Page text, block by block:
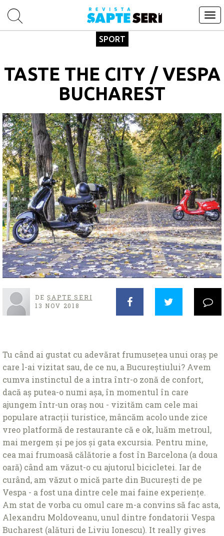
SPORT
TASTE THE CITY / VESPA
BUCHAREST
DEȘAPTE SERI
13 NOV 2018
Tu când ai gustat cu adevărat frumusețea unui oraș pe
care l-ai vizitat sau, de ce nu, a Bucureștiului? Avem
cumva instinctul de a intra într-o zonă de confort,
dacă aș putea-o numi așa, în momentul în care
ajungem într-un oraș nou - vizităm cam cele mai
populare atracții turistice, mâncăm acolo unde zice
vreo platformă de restaurante că e ok, luăm metroul,
mai mergem și pe jos și gata excursia. Pentru mine,
cea mai frumoasă călătorie a fost în Barcelona (a doua
oară) când am văzut-o cu ajutorul bicicletei. Iar de
curând, am văzut o mică parte din București de pe
Vespa - a fost una dintre cele mai faine experiențe.
Am stat de vorba cu omul care m-a convins să fac asta,
Alexandru Moldoveanu, unul dintre fondatorii Vespa
Bucharest (alături de Liviu Ionescu). It really gives